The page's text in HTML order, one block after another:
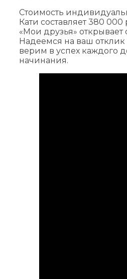
Стоимость
Кати составляет 380
«Мои друзья» открывает
Надеемся на ваш отклик
верим в успех каждого
начинания.